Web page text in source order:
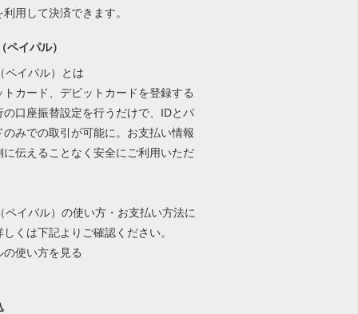
利用して決済できます。
ペイパル）
ペイパル）とは
トカード、デビットカードを登録する
の口座振替設定を行うだけで、IDとパ
のみでの取引が可能に。お支払い情報
に伝えることなく安全にご利用いただ
ペイパル）の使い方・お支払い方法に
くは下記よりご確認ください。
の使い方を見る